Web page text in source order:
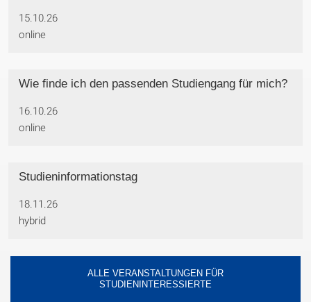
15.10.26
online
Wie finde ich den passenden Studiengang für mich?
16.10.26
online
Studieninformationstag
18.11.26
hybrid
ALLE VERANSTALTUNGEN FÜR
STUDIENINTERESSIERTE